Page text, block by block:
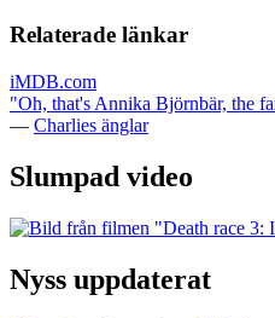
Relaterade länkar
iMDB.com
"Oh, that's Annika Björnbär, the
— Charlies änglar
Slumpad video
Nyss uppdaterat